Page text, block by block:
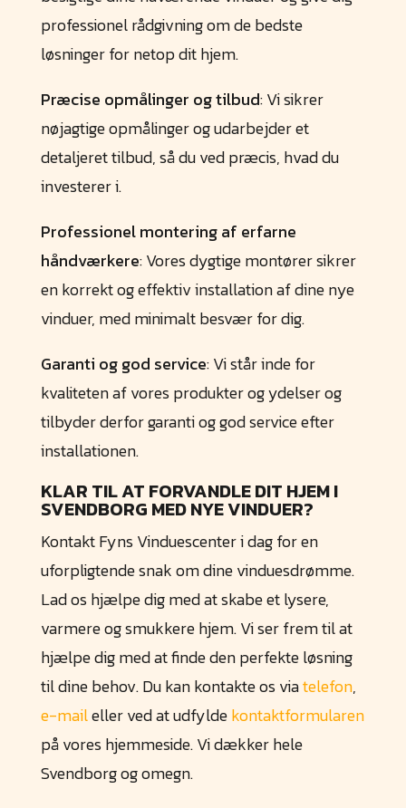
professionel rådgivning om de bedste
løsninger for netop dit hjem.
Præcise opmålinger og tilbud: Vi sikrer
nøjagtige opmålinger og udarbejder et
detaljeret tilbud, så du ved præcis, hvad du
investerer i.
Professionel montering af erfarne
håndværkere: Vores dygtige montører sikrer
en korrekt og effektiv installation af dine nye
vinduer, med minimalt besvær for dig.
Garanti og god service: Vi står inde for
kvaliteten af vores produkter og ydelser og
tilbyder derfor garanti og god service efter
installationen.
KLAR TIL AT FORVANDLE DIT HJEM I
SVENDBORG MED NYE VINDUER?
Kontakt Fyns Vinduescenter i dag for en
uforpligtende snak om dine vinduesdrømme.
Lad os hjælpe dig med at skabe et lysere,
varmere og smukkere hjem. Vi ser frem til at
hjælpe dig med at finde den perfekte løsning
til dine behov. Du kan kontakte os viatelefon,
e-maileller ved at udfyldekontaktformularen
på vores hjemmeside. Vi dækker hele
Svendborg og omegn.